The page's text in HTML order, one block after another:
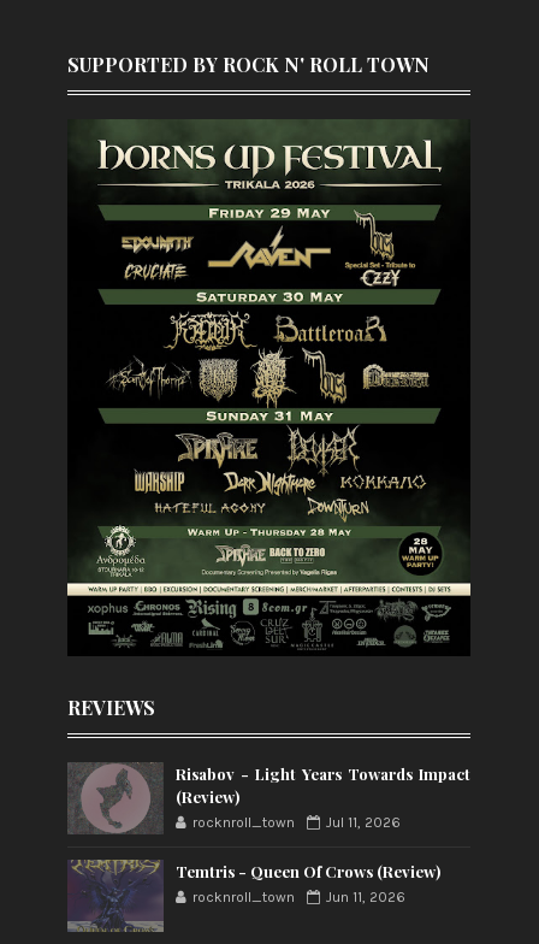
SUPPORTED BY ROCK N' ROLL TOWN
REVIEWS
Risabov - Light Years Towards Impact
(Review)
rocknroll_town Jul 11, 2026
Temtris - Queen Of Crows (Review)
rocknroll_town Jun 11, 2026